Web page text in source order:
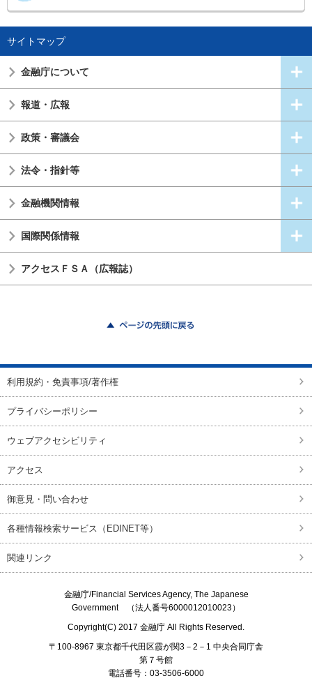
サイトマップ
金融庁について
報道・広報
政策・審議会
法令・指針等
金融機関情報
国際関係情報
アクセスＦＳＡ（広報誌）
利用規約・免責事項/著作権
プライバシーポリシー
ウェブアクセシビリティ
アクセス
御意見・問い合わせ
各種情報検索サービス（EDINET等）
関連リンク
金融庁/Financial Services Agency, The Japanese
Government（法人番号6000012010023）
Copyright(C) 2017 金融庁 All Rights Reserved.
〒100-8967 東京都千代田区霞が関3－2－1 中央合同庁舎
第７号館
電話番号：03-3506-6000